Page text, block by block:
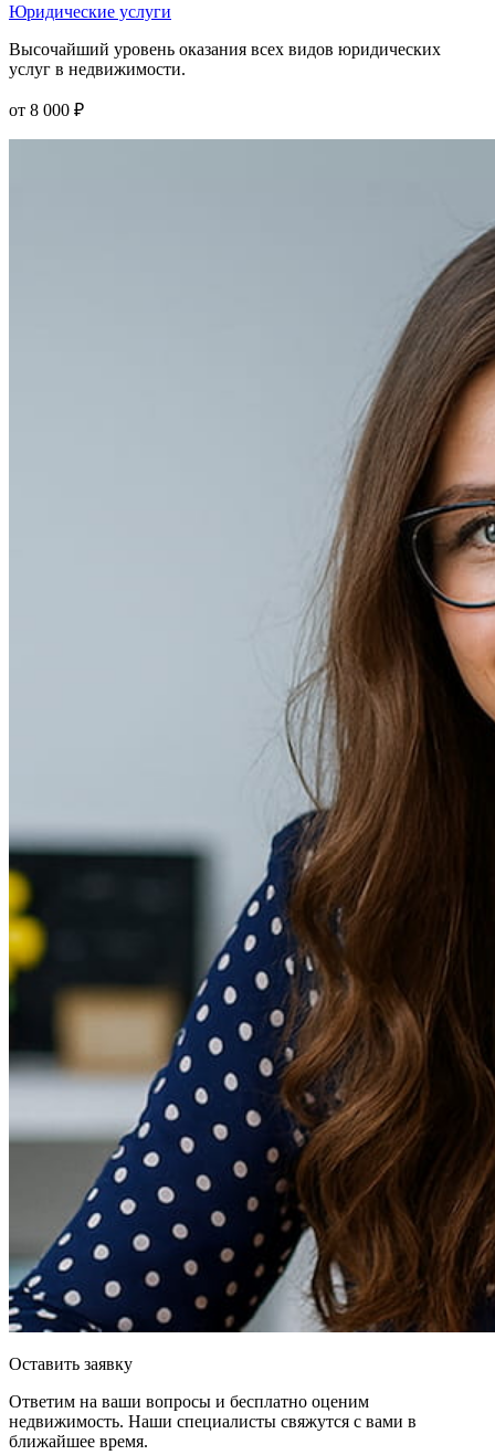
Юридические услуги
Высочайший уровень оказания всех видов юридических
услуг в недвижимости.
от 8 000 ₽
Оставить заявку
Ответим на ваши вопросы и бесплатно оценим
недвижимость. Наши специалисты свяжутся с вами в
ближайшее время.